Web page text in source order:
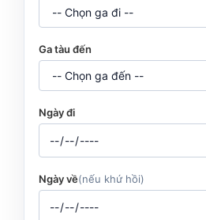
Ga tàu đến
Ngày đi
Ngày về(nếu khứ hồi)